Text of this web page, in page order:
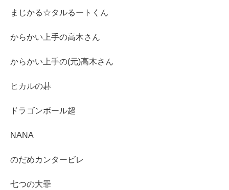
まじかる☆タルるートくん
からかい上手の高木さん
からかい上手の(元)高木さん
ヒカルの碁
ドラゴンボール超
NANA
のだめカンタービレ
七つの大罪